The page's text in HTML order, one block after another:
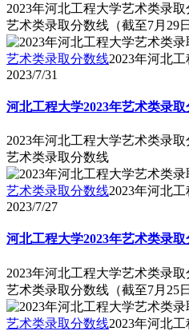
2023年河北工程大学艺术类录
艺术类录取分数线（截至7月29日
艺术类录取分数线2023年河北
2023/7/31
河北工程大学2023年艺术类录
2023年河北工程大学艺术类录
艺术类录取分数线
艺术类录取分数线2023年河北
2023/7/27
河北工程大学2023年艺术类录取
2023年河北工程大学艺术类录
艺术类录取分数线（截至7月25日
艺术类录取分数线2023年河北